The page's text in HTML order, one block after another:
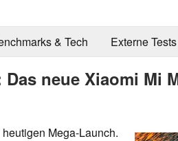
& Tech Externe Tests
neue Xiaomi Mi
Mega-Launch.